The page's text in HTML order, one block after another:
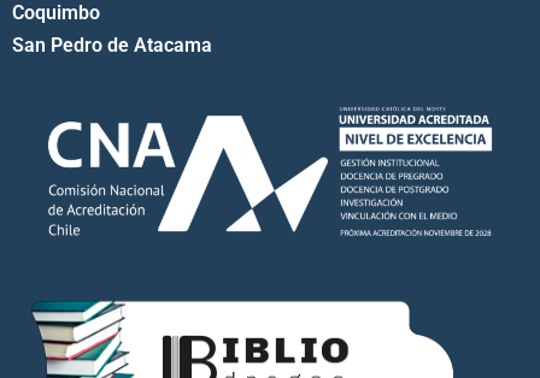
Coquimbo
San Pedro de Atacama